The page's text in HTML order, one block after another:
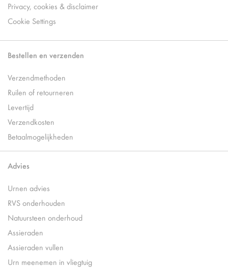
Privacy, cookies & disclaimer
Cookie Settings
Bestellen en verzenden
Verzendmethoden
Ruilen of retourneren
Levertijd
Verzendkosten
Betaalmogelijkheden
Advies
Urnen advies
RVS onderhouden
Natuursteen onderhoud
Assieraden
Assieraden vullen
Urn meenemen in vliegtuig